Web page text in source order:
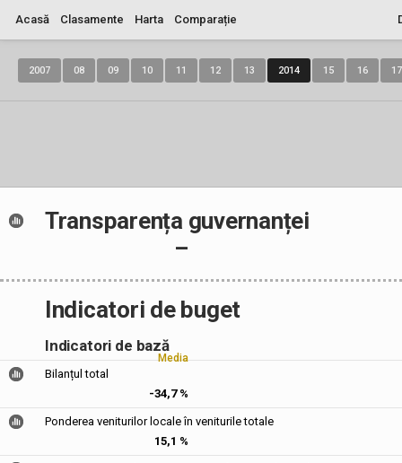
Acasă Clasamente Harta Comparație
2007 08 09 10 11 12 13 2014 15 16 17
Transparența guvernanței
–
Indicatori de buget
Indicatori de bază
Media
Bilanțul total
-34,7 %
Ponderea veniturilor locale în veniturile totale
15,1 %